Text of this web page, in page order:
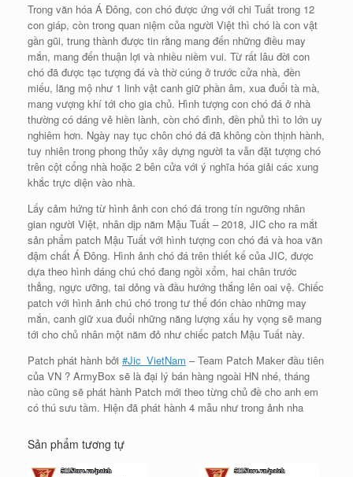
Trong văn hóa Á Đông, con chó được ứng với chi Tuất trong 12
con giáp, còn trong quan niệm của người Việt thì chó là con vật
gần gũi, trung thành được tin rằng mang đến những điều may
mắn, mang đến thuận lợi và nhiều niềm vui. Từ rất lâu đời con
chó đã được tạc tượng đá và thờ cúng ở trước cửa nhà, đền
miếu, lăng mộ như 1 linh vật canh giữ phần âm, xua đuổi tà mà,
mang vượng khí tới cho gia chủ. Hình tượng con chó đá ở nhà
thường có dáng vẻ hiền lành, còn chó đình, đền phủ thì to lớn uy
nghiêm hơn. Ngày nay tục chôn chó đá đã không còn thịnh hành,
tuy nhiên trong phong thủy xây dựng người ta vẫn đặt tượng chó
trên cột cổng nhà hoặc 2 bên cửa với ý nghĩa hóa giải các xung
khắc trực diện vào nhà.
Lấy cảm hứng từ hình ảnh con chó đá trong tín ngưỡng nhân
gian người Việt, nhân dịp năm Mậu Tuất – 2018, JIC cho ra mắt
sản phẩm patch Mậu Tuất với hình tượng con chó đá và hoa văn
đậm chất Á Đông. Hình ảnh chó đá trên thiết kế của JIC, được
dựa theo hình dáng chú chó đang ngồi xổm, hai chân trước
thẳng, ngực ưỡng, tai dỏng và đầu hướng thắng lên oai vệ. Chiếc
patch với hình ảnh chú chó trong tư thế đón chào những may
mắn, canh giữ xua đuổi những năng lượng xấu hy vọng sẽ mang
tới cho chủ nhân một năm đỏ như chiếc patch Mậu Tuất này.
Patch phát hành bởi #Jic_VietNam – Team Patch Maker đầu tiên
của VN ? ArmyBox sẽ là đại lý bán hàng ngoài HN nhé, tháng
nào cũng sẽ phát hành Patch mới theo từng chủ đề cho anh em
có thú sưu tầm. Hiện đã phát hành 4 mẫu như trong ảnh nha
Sản phẩm tương tự